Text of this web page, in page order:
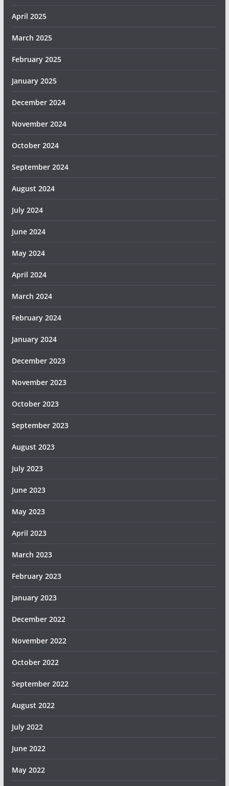
April 2025
March 2025
February 2025
January 2025
December 2024
November 2024
October 2024
September 2024
August 2024
July 2024
June 2024
May 2024
April 2024
March 2024
February 2024
January 2024
December 2023
November 2023
October 2023
September 2023
August 2023
July 2023
June 2023
May 2023
April 2023
March 2023
February 2023
January 2023
December 2022
November 2022
October 2022
September 2022
August 2022
July 2022
June 2022
May 2022